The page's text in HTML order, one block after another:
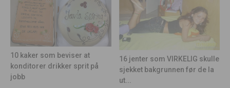
10 kaker som beviser at
konditorer drikker sprit på
jobb
16 jenter som VIRKELIG skulle
sjekket bakgrunnen før de la
ut...